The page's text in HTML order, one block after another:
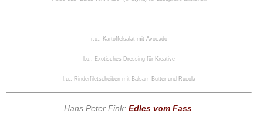
r.o.: Kartoffelsalat mit Avocado
l.o.: Exotisches Dressing für Kreative
l.u.: Rinderfiletscheiben mit Balsam-Butter und Rucola
Hans Peter Fink: Edles vom Fass